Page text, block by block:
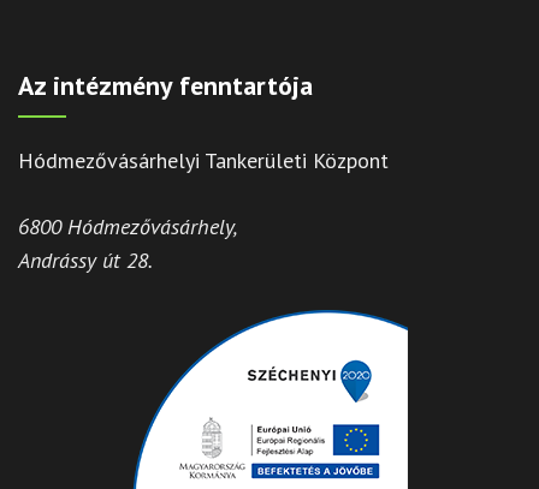
Az intézmény fenntartója
Hódmezővásárhelyi Tankerületi Központ
6800 Hódmezővásárhely,
Andrássy út 28.